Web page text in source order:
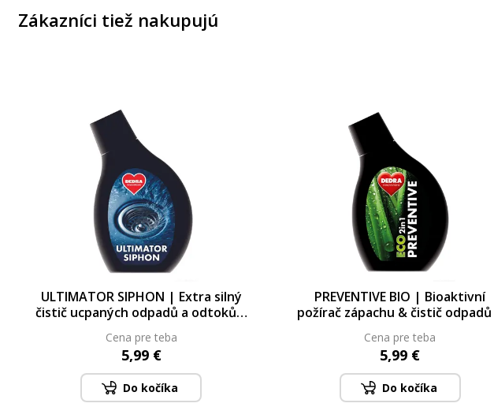
Zákazníci tiež nakupujú
ULTIMATOR SIPHON | Extra silný
čistič ucpaných odpadů a odtoků |
usazeninám | 500 ml
Cena pre teba
5,99 €
Do kočíka
PREVENTIVE BIO | Bioaktivní
požírač zápachu & čistič
Cena pre teba
5,99 €
Do kočíka